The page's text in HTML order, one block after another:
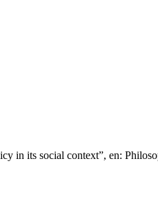
in its social context”, en: